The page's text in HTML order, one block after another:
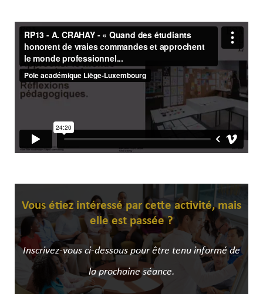
Vous étiez intéressé par cette activité, mais
elle est passée ?
Inscrivez-vous ci-dessous pour être tenu informé de
la prochaine séance.